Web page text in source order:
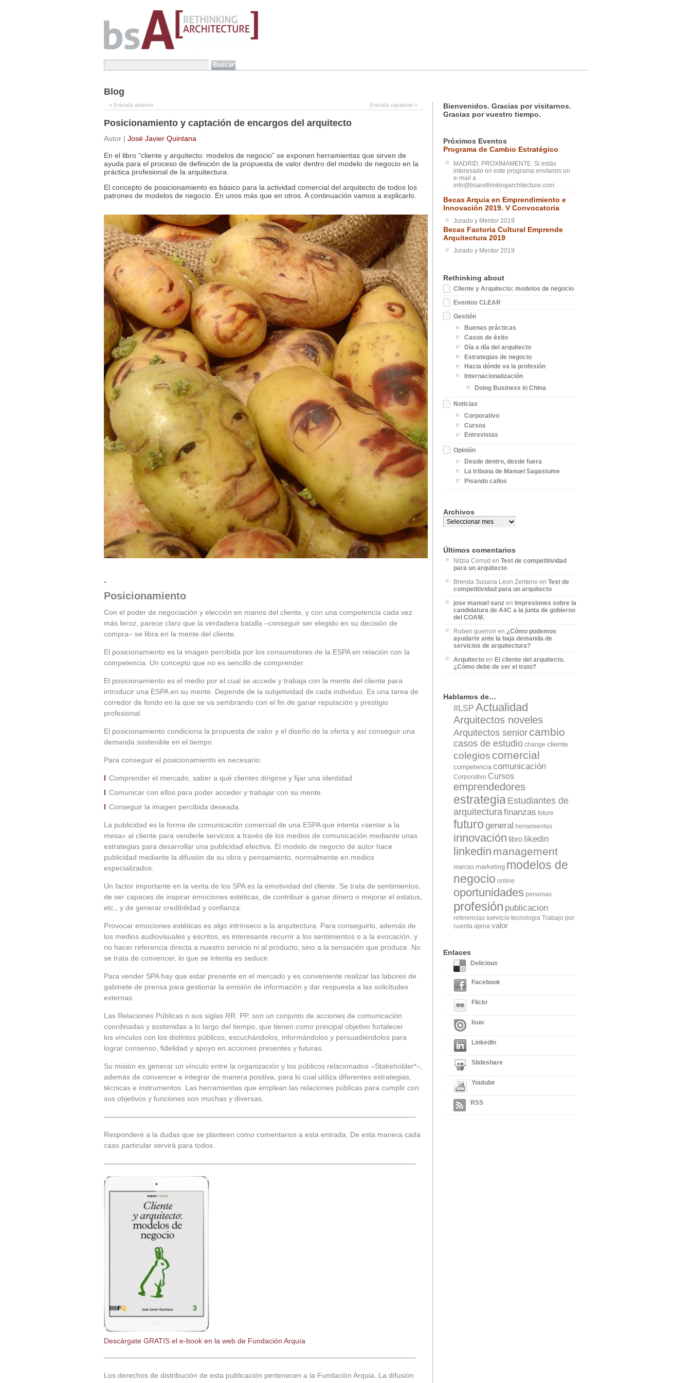
Blog
« Entrada anterior Entrada siguiente »
Posicionamiento y captación de encargos del arquitecto
Autor | José Javier Quintana
En el libro “cliente y arquitecto: modelos de negocio” se exponen herramientas que sirven de
ayuda para el proceso de definición de la propuesta de valor dentro del modelo de negocio en la
práctica profesional de la arquitectura.
El concepto de posicionamiento es básico para la actividad comercial del arquitecto de todos los
patrones de modelos de negocio. En unos más que en otros. A continuación vamos a explicarlo.
.
Posicionamiento
Con el poder de negociación y elección en manos del cliente, y con una competencia cada vez
más feroz, parece claro que la verdadera batalla –conseguir ser elegido en su decisión de
compra– se libra en la mente del cliente.
El posicionamiento es la imagen percibida por los consumidores de la ESPA en relación con la
competencia. Un concepto que no es sencillo de comprender.
El posicionamiento es el medio por el cual se accede y trabaja con la mente del cliente para
introducir una ESPA en su mente. Depende de la subjetividad de cada individuo. Es una tarea de
corredor de fondo en la que se va sembrando con el fin de ganar reputación y prestigio
profesional.
El posicionamiento condiciona la propuesta de valor y el diseño de la oferta y así conseguir una
demanda sostenible en el tiempo.
Para conseguir el posicionamiento es necesario:
Comprender el mercado, saber a qué clientes dirigirse y fijar una identidad
Comunicar con ellos para poder acceder y trabajar con su mente.
Conseguir la imagen percibida deseada.
La publicidad es la forma de comunicación comercial de una ESPA que intenta «sentar a la
mesa» al cliente para venderle servicios a través de los medios de comunicación mediante unas
estrategias para desarrollar una publicidad efectiva. El modelo de negocio de autor hace
publicidad mediante la difusión de su obra y pensamiento, normalmente en medios
especializados.
Un factor importante en la venta de los SPA es la emotividad del cliente. Se trata de sentimientos,
de ser capaces de inspirar emociones estéticas, de contribuir a ganar dinero o mejorar el estatus,
etc., y de generar credibilidad y confianza.
Provocar emociones estéticas es algo intrínseco a la arquitectura. Para conseguirlo, además de
los medios audiovisuales y escritos, es interesante recurrir a los sentimientos o a la evocación, y
no hacer referencia directa a nuestro servicio ni al producto, sino a la sensación que produce. No
se trata de convencer, lo que se intenta es seducir.
Para vender SPA hay que estar presente en el mercado y es conveniente realizar las labores de
gabinete de prensa para gestionar la emisión de información y dar respuesta a las solicitudes
externas.
Las Relaciones Públicas o sus siglas RR. PP. son un conjunto de acciones de comunicación
coordinadas y sostenidas a lo largo del tiempo, que tienen como principal objetivo fortalecer
los vínculos con los distintos públicos, escuchándolos, informándolos y persuadiéndolos para
lograr consenso, fidelidad y apoyo en acciones presentes y futuras.
Su misión es generar un vínculo entre la organización y los públicos relacionados –Stakeholder*–,
además de convencer e integrar de manera positiva, para lo cual utiliza diferentes estrategias,
técnicas e instrumentos. Las herramientas que emplean las relaciones públicas para cumplir con
sus objetivos y funciones son muchas y diversas.
———————————————————————————————————————————-
Responderé a la dudas que se planteen como comentarios a esta entrada. De esta manera cada
caso particular servirá para todos.
———————————————————————————————————————————-
Descárgate GRATIS el e-book en la web de Fundación Arquía
———————————————————————————————————————————-
Los derechos de distribución de esta publicación pertenecen a la Fundación Arquia. La difusión
Bienvenidos. Gracias por visitarnos.
Gracias por vuestro tiempo.
Próximos Eventos
Programa de Cambio Estratégico
MADRID. PROXIMAMENTE. Si estás
interesado en este programa envíanos un
e-mail a
info@bsarethinkingarchitecture.com
Becas Arquia en Emprendimiento e
Innovación 2019. V Convocatoria
Jurado y Mentor 2019
Becas Factoria Cultural Emprende
Arquitectura 2019
Jurado y Mentor 2019
Rethinking about
Cliente y Arquitecto: modelos de negocio
Eventos CLEAR
Gestión
Buenas prácticas
Casos de éxito
Día a día del arquitecto
Estrategias de negocio
Hacia dónde va la profesión
Internacionalización
Doing Business in China
Noticias
Corporativo
Cursos
Entrevistas
Opinión
Desde dentro, desde fuera
La tribuna de Manuel Sagastume
Pisando callos
Archivos
Últimos comentarios
Nitzia Cerrud enTest de competitividad
para un arquitecto
Brenda Susana Leon Zenteno enTest de
competitividad para un arquitecto
jose manuel sanz enImpresiones sobre la
candidatura de A4C a la junta de gobierno
del COAM.
Ruben guerron en¿Cómo podemos
ayudarte ante la baja demanda de
servicios de arquitectura?
Arquitecto enEl cliente del arquitecto.
¿Cómo debe de ser el trato?
Hablamos de…
#LSP Actualidad
Arquitectos noveles
Arquitectos senior cambio
casos de estudio change cliente
colegios comercial
competencia comunicación
Corporativo Cursos
emprendedores
estrategia Estudiantes de
arquitectura finanzas future
futuro general herramientas
innovación libro likedin
linkedin management
marcas marketing modelos de
negocio online
oportunidades personas
profesión publicacion
referencias servicio tecnologia Trabajo por
cuenta ajena valor
Enlaces
Delicious
Facebook
Flickr
Isuu
LinkedIn
Slideshare
Youtube
RSS